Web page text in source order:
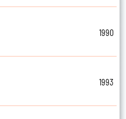
1990
1993